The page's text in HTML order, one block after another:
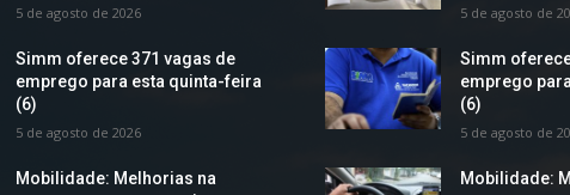
5 de agosto de 2026
Simm oferece 371 vagas de
emprego para esta quinta-feira
(6)
5 de agosto de 2026
Mobilidade: Melhorias na
5 de agosto de
Simm
emprego
(6)
5 de agosto de
Mobilidade: